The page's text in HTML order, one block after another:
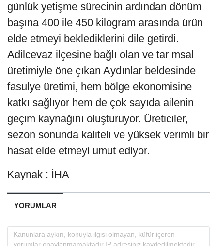
günlük yetişme sürecinin ardından dönüm
başına 400 ile 450 kilogram arasında ürün
elde etmeyi beklediklerini dile getirdi.
Adilcevaz ilçesine bağlı olan ve tarımsal
üretimiyle öne çıkan Aydınlar beldesinde
fasulye üretimi, hem bölge ekonomisine
katkı sağlıyor hem de çok sayıda ailenin
geçim kaynağını oluşturuyor. Üreticiler,
sezon sonunda kaliteli ve yüksek verimli bir
hasat elde etmeyi umut ediyor.
Kaynak : İHA
YORUMLAR